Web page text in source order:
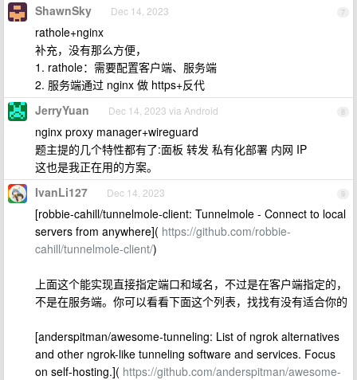
7
ShawnSky Dec 14, 2023
rathole+nginx
补充，没有那么方便，
1. rathole：需要配置客户端、服务端
2. 服务端通过 nginx 做 https+反代
8
JerryYuan Dec 14, 2023 via Android
nginx proxy manager+wireguard
题主提的几个特性都有了:面板 转发 私有化部署 内网 IP
这也是我正在用的方案。
9
IvanLi127 Dec 14, 2023
[robbie-cahill/tunnelmole-client: Tunnelmole - Connect to local
servers from anywhere]( https://github.com/robbie-
cahill/tunnelmole-client/)
上面这个能实现直接指定端口和域名，不过是在客户端指定的，
不是在服务端。你可以看看下面这个列表，找找有没有适合你的
[anderspitman/awesome-tunneling: List of ngrok alternatives
and other ngrok-like tunneling software and services. Focus
on self-hosting.]( https://github.com/anderspitman/awesome-